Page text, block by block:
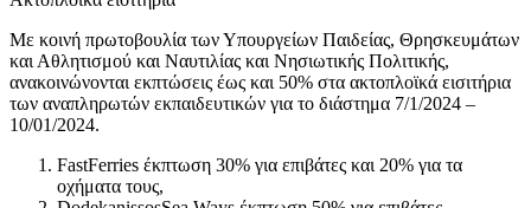
Με κοινή πρωτοβουλία των Υπουργείων Παιδείας, Θρησκευμάτων
και Αθλητισμού και Ναυτιλίας και Νησιωτικής Πολιτικής,
ανακοινώνονται εκπτώσεις έως και 50% στα ακτοπλοϊκά εισιτήρια
των αναπληρωτών εκπαιδευτικών για το διάστημα 7/1/2024 –
10/01/2024.
FastFerries έκπτωση 30% για επιβάτες και 20% για τα
οχήματα τους,